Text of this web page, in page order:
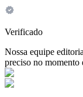
Verificado
Nossa equipe
preciso no momento